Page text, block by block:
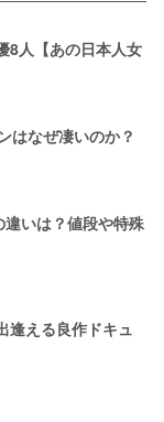
8人【あの日本人女
はなぜ凄いのか？
いは？値段や特殊
逢える良作ドキュ